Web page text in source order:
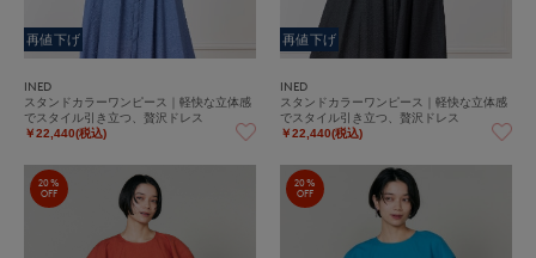
再値下げ
INED
スタンドカラーワンピース｜軽快な立体感
でスタイル引き立つ、贅沢ドレス
￥22,440(税込)
再値下げ
INED
スタンドカラーワンピース｜軽快な立体感
でスタイル引き立つ、贅沢ドレス
￥22,440(税込)
20%
OFF
20%
OFF